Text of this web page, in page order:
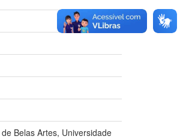
Belas Artes, Universidade